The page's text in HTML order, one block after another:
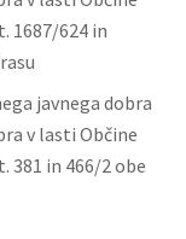
1687/624 in
javnega dobra
v lasti Občine
381 in 466/2 obe